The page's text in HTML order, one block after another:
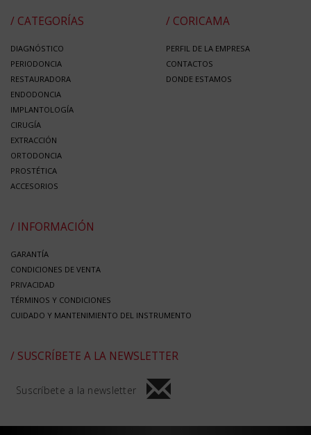
/ CATEGORÍAS
DIAGNÓSTICO
PERIODONCIA
RESTAURADORA
ENDODONCIA
IMPLANTOLOGÍA
CIRUGÍA
EXTRACCIÓN
ORTODONCIA
PROSTÉTICA
ACCESORIOS
/ CORICAMA
PERFIL DE LA EMPRESA
CONTACTOS
DONDE ESTAMOS
/ INFORMACIÓN
GARANTÍA
CONDICIONES DE VENTA
PRIVACIDAD
TÉRMINOS Y CONDICIONES
CUIDADO Y MANTENIMIENTO DEL INSTRUMENTO
/ SUSCRÍBETE A LA NEWSLETTER
Suscríbete a la newsletter